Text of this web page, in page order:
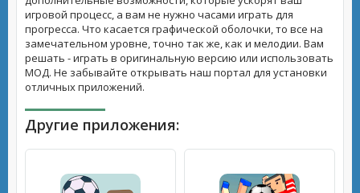
игровой процесс, а вам не нужно часами играть для
прогресса. Что касается графической оболочки, то все на
замечательном уровне, точно так же, как и мелодии. Вам
решать - играть в оригинальную версию или использовать
МОД. Не забывайте открывать наш портал для установки
отличных приложений.
Другие приложения: